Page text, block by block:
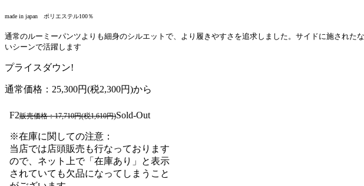
made in japan ポリエステル100％
通常のルーミーパンツよりも細身のシルエットで、より履きやすさを追求しました。サイドに施され
いシーンで活躍します
プライスダウン!
通常価格：25,300円(税2,300円)から